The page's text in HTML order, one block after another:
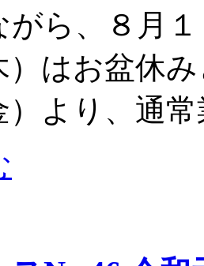
がら、８月
）はお盆休
）より、通